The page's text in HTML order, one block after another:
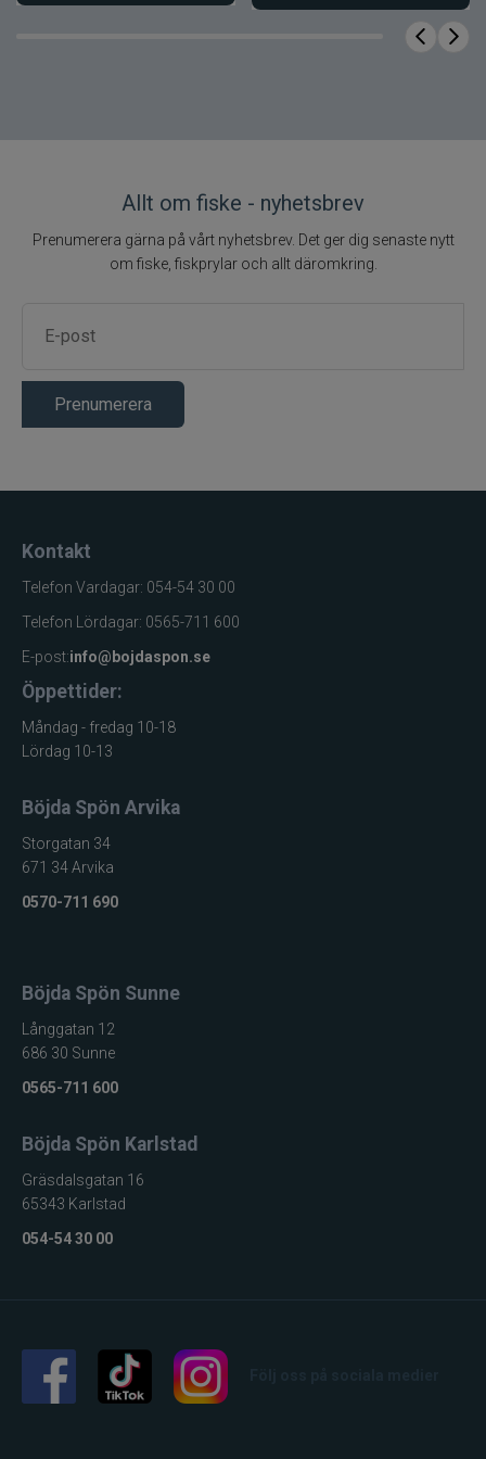
Allt om fiske - nyhetsbrev
Prenumerera gärna på vårt nyhetsbrev. Det ger dig senaste nytt
om fiske, fiskprylar och allt däromkring.
Prenumerera
Kontakt
Telefon Vardagar: 054-54 30 00
Telefon Lördagar: 0565-711 600
E-post:info@bojdaspon.se
Öppettider:
Måndag - fredag 10-18
Lördag 10-13
Böjda Spön Arvika
Storgatan 34
671 34 Arvika
0570-711 690
Böjda Spön Sunne
Långgatan 12
686 30 Sunne
0565-711 600
Böjda Spön Karlstad
Gräsdalsgatan 16
65343 Karlstad
054-54 30 00